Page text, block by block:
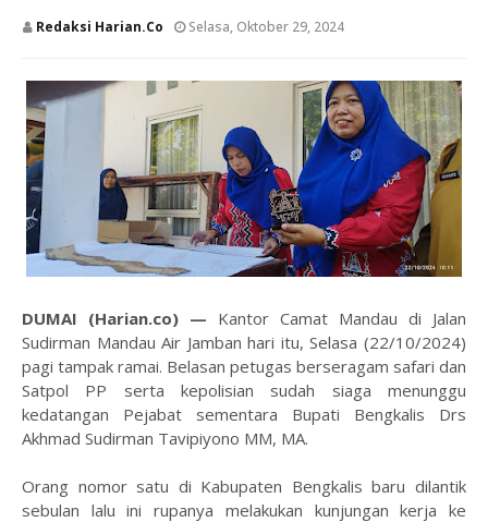
Redaksi Harian.co Selasa, Oktober 29, 2024
DUMAI (Harian.co) — Kantor Camat Mandau di Jalan
Sudirman Mandau Air Jamban hari itu, Selasa (22/10/2024)
pagi tampak ramai. Belasan petugas berseragam safari dan
Satpol PP serta kepolisian sudah siaga menunggu
kedatangan Pejabat sementara Bupati Bengkalis Drs
Akhmad Sudirman Tavipiyono MM, MA.
Orang nomor satu di Kabupaten Bengkalis baru dilantik
sebulan lalu ini rupanya melakukan kunjungan kerja ke